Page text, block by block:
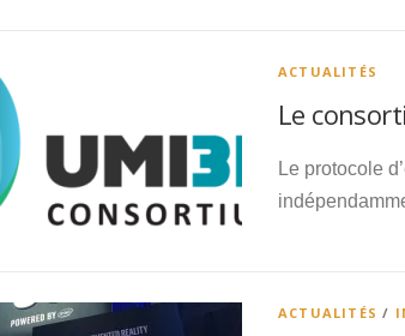
ACTUALITÉS
Le
Le protocole
ACTUALITÉS /